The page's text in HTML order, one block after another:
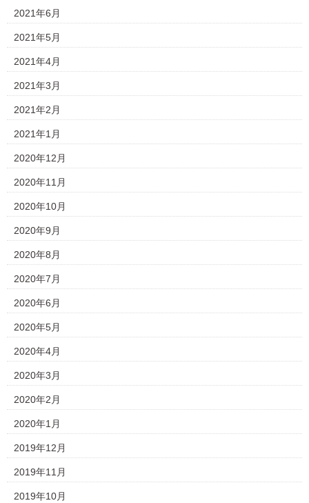
2021年6月
2021年5月
2021年4月
2021年3月
2021年2月
2021年1月
2020年12月
2020年11月
2020年10月
2020年9月
2020年8月
2020年7月
2020年6月
2020年5月
2020年4月
2020年3月
2020年2月
2020年1月
2019年12月
2019年11月
2019年10月